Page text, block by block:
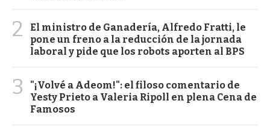
2
El ministro de Ganadería, Alfredo Fratti, le
pone un freno a la reducción de la jornada
laboral y pide que los robots aporten al BPS
3
"¡Volvé a Adeom!": el filoso comentario de
Yesty Prieto a Valeria Ripoll en plena Cena de
Famosos